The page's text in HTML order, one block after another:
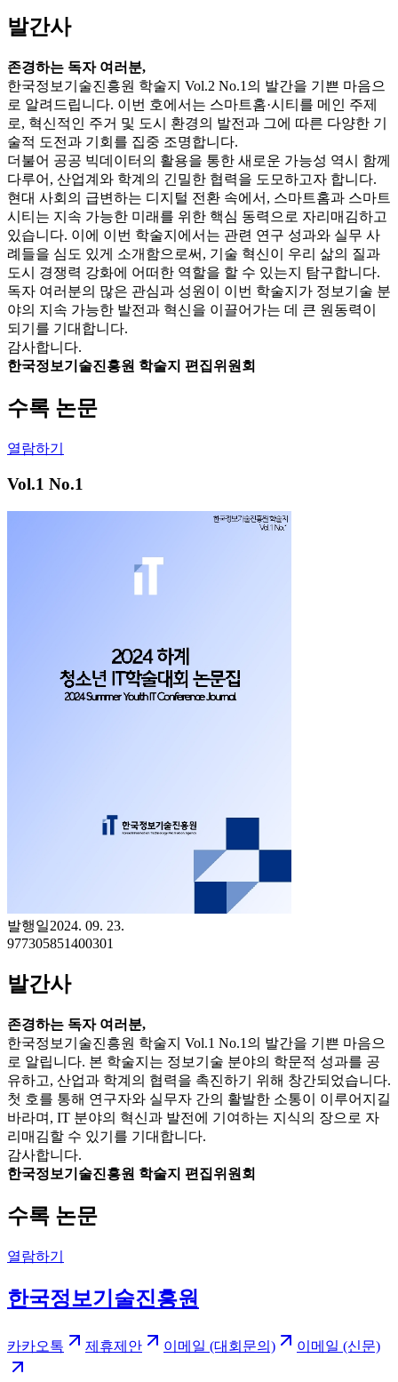
발간사
존경하는 독자 여러분,
한국정보기술진흥원 학술지 Vol.2 No.1의 발간을 기쁜 마음으
로 알려드립니다. 이번 호에서는 스마트홈·시티를 메인 주제
로, 혁신적인 주거 및 도시 환경의 발전과 그에 따른 다양한 기
술적 도전과 기회를 집중 조명합니다.
더불어 공공 빅데이터의 활용을 통한 새로운 가능성 역시 함께
다루어, 산업계와 학계의 긴밀한 협력을 도모하고자 합니다.
현대 사회의 급변하는 디지털 전환 속에서, 스마트홈과 스마트
시티는 지속 가능한 미래를 위한 핵심 동력으로 자리매김하고
있습니다. 이에 이번 학술지에서는 관련 연구 성과와 실무 사
례들을 심도 있게 소개함으로써, 기술 혁신이 우리 삶의 질과
도시 경쟁력 강화에 어떠한 역할을 할 수 있는지 탐구합니다.
독자 여러분의 많은 관심과 성원이 이번 학술지가 정보기술 분
야의 지속 가능한 발전과 혁신을 이끌어가는 데 큰 원동력이
되기를 기대합니다.
감사합니다.
한국정보기술진흥원 학술지 편집위원회
수록 논문
열람하기
Vol.1 No.1
발행일2024. 09. 23.
977305851400301
발간사
존경하는 독자 여러분,
한국정보기술진흥원 학술지 Vol.1 No.1의 발간을 기쁜 마음으
로 알립니다. 본 학술지는 정보기술 분야의 학문적 성과를 공
유하고, 산업과 학계의 협력을 촉진하기 위해 창간되었습니다.
첫 호를 통해 연구자와 실무자 간의 활발한 소통이 이루어지길
바라며, IT 분야의 혁신과 발전에 기여하는 지식의 장으로 자
리매김할 수 있기를 기대합니다.
감사합니다.
한국정보기술진흥원 학술지 편집위원회
수록 논문
열람하기
한국정보기술진흥원
카카오톡 제휴제안 이메일 (대회문의) 이메일 (신문)